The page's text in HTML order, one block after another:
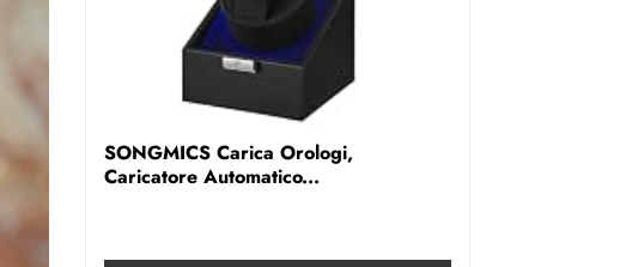
SONGMICS Carica Orologi,
Caricatore Automatico...